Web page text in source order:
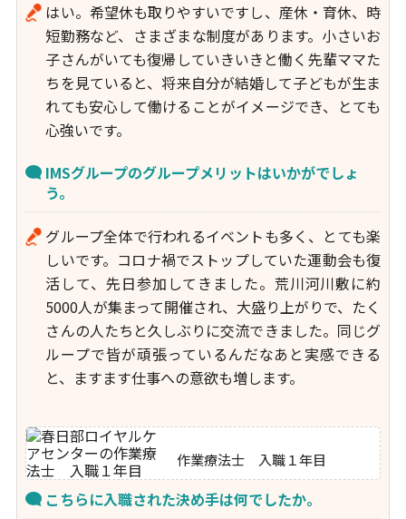
はい。希望休も取りやすいですし、産休・育休、時
短勤務など、さまざまな制度があります。小さいお
子さんがいても復帰していきいきと働く先輩ママた
ちを見ていると、将来自分が結婚して子どもが生ま
れても安心して働けることがイメージでき、とても
心強いです。
IMSグループのグループメリットはいかがでしょ
う。
グループ全体で行われるイベントも多く、とても楽
しいです。コロナ禍でストップしていた運動会も復
活して、先日参加してきました。荒川河川敷に約
5000人が集まって開催され、大盛り上がりで、たく
さんの人たちと久しぶりに交流できました。同じグ
ループで皆が頑張っているんだなあと実感できる
と、ますます仕事への意欲も増します。
作業療法士 入職１年目
こちらに入職された決め手は何でしたか。